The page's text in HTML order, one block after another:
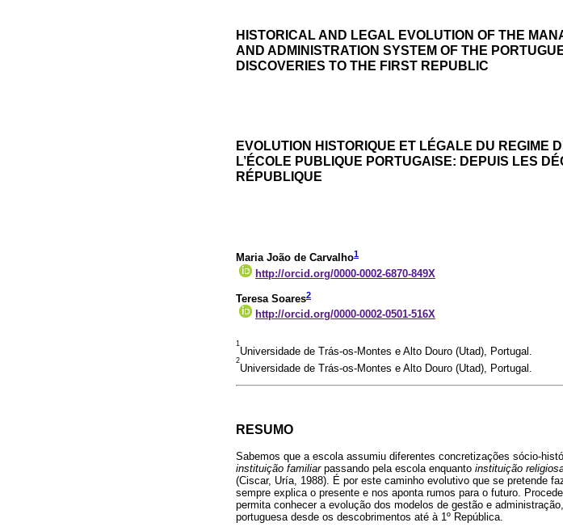
HISTORICAL AND LEGAL EVOLUTION OF THE
AND ADMINISTRATION SYSTEM OF THE
DISCOVERIES TO THE FIRST REPUBLIC
EVOLUTION HISTORIQUE ET LÉGALE DU REGIME
L’ÉCOLE PUBLIQUE PORTUGAISE: DEPUIS LES
RÉPUBLIQUE
Maria João de Carvalho1
http://orcid.org/0000-0002-6870-849X
Teresa Soares2
http://orcid.org/0000-0002-0501-516X
1
Universidade de Trás-os-Montes e Alto Douro (Utad), Portugal.
2
Universidade de Trás-os-Montes e Alto Douro (Utad), Portugal.
RESUMO
Sabemos que a escola assumiu diferentes concretizações sócio-
instituição familiarpassando pela escola enquanto instituição
(Ciscar, Uría, 1988). É por este caminho evolutivo que se pretende
sempre explica o presente e nos aponta rumos para o futuro.
permita conhecer a evolução dos modelos de gestão e
portuguesa desde os descobrimentos até à 1º República.